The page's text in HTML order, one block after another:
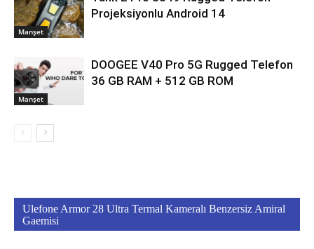
Manşet
Projeksiyonlu Android 14
Manşet
DOOGEE V40 Pro 5G Rugged Telefon
36 GB RAM + 512 GB ROM
Ulefone Armor 28 Ultra Termal Kameralı Benzersiz Amiral
Gaemisi